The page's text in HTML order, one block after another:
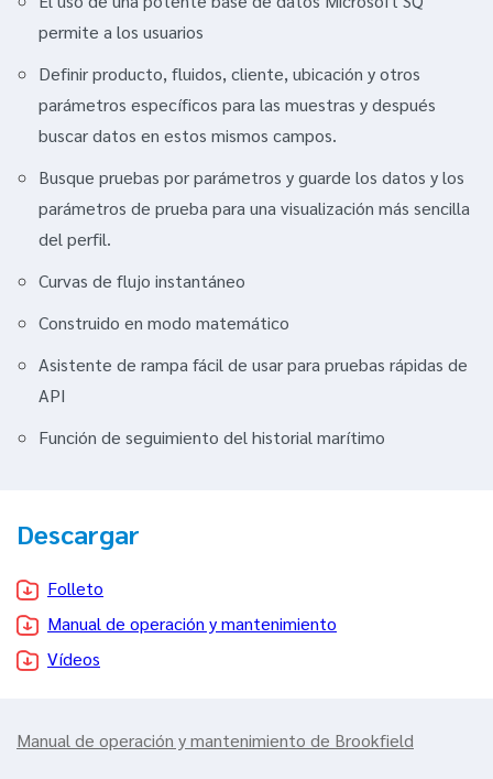
permite a los usuarios
Definir producto, fluidos, cliente, ubicación y otros
parámetros específicos para las muestras y después
buscar datos en estos mismos campos.
Busque pruebas por parámetros y guarde los datos y los
parámetros de prueba para una visualización más sencilla
del perfil.
Curvas de flujo instantáneo
Construido en modo matemático
Asistente de rampa fácil de usar para pruebas rápidas de
API
Función de seguimiento del historial marítimo
Descargar
Folleto
Manual de operación y mantenimiento
Vídeos
Manual de operación y mantenimiento de Brookfield